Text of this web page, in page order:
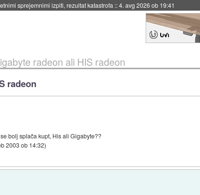
sprejemnimi izpiti, rezultat katastrofa ::4. avg 2026 ob 19:41
radeon ali HIS radeon
radeon
bolj splača kupt, His ali Gigabyte??
2003 ob 14:32)